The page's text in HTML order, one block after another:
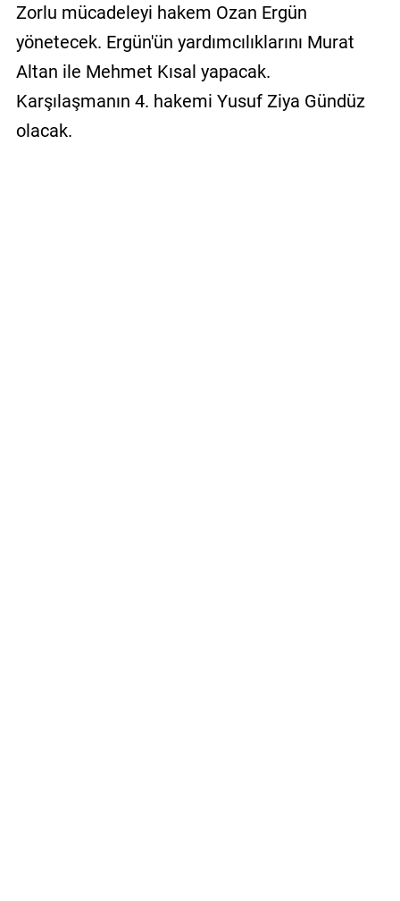
Zorlu mücadeleyi hakem Ozan Ergün
yönetecek. Ergün'ün yardımcılıklarını Murat
Altan ile Mehmet Kısal yapacak.
Karşılaşmanın 4. hakemi Yusuf Ziya Gündüz
olacak.